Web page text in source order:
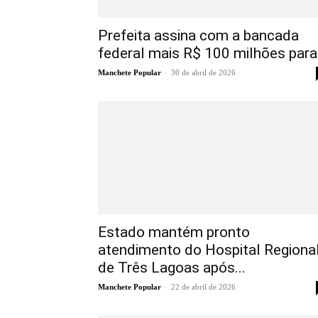
Prefeita assina com a bancada
federal mais R$ 100 milhões
Manchete Popular - 30 de abril de 2026
Estado mantém pronto
atendimento do Hospital
de Três Lagoas após...
Manchete Popular - 22 de abril de 2026